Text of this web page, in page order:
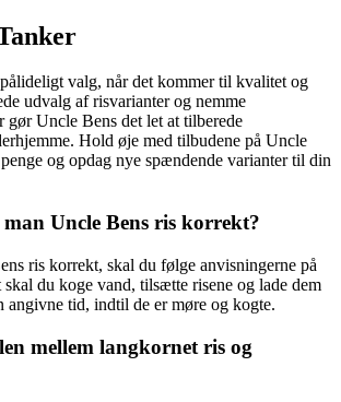
valg, når det kommer til kvalitet og
udvalg af risvarianter og nemme
gør Uncle Bens det let at tilberede
Hold øje med tilbudene på Uncle
og opdag nye spændende varianter til din
Uncle Bens ris korrekt?
ris korrekt, skal du følge anvisningerne på
skal du koge vand, tilsætte risene og lade dem
angivne tid, indtil de er møre og kogte.
mellem langkornet ris og